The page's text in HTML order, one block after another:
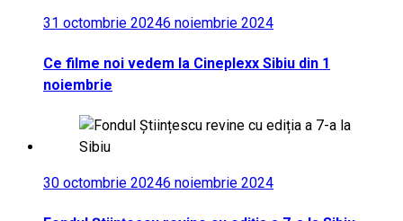
31 octombrie 20246 noiembrie 2024
Ce filme noi vedem la Cineplexx Sibiu din 1
noiembrie
30 octombrie 20246 noiembrie 2024